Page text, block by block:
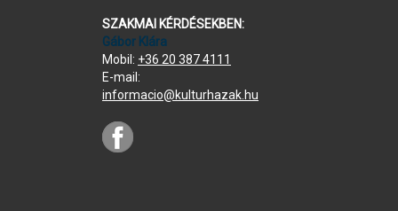
SZAKMAI KÉRDÉSEKBEN:
Gábor Klára
Mobil: +36 20 387 4111
E-mail:
informacio@kulturhazak.hu